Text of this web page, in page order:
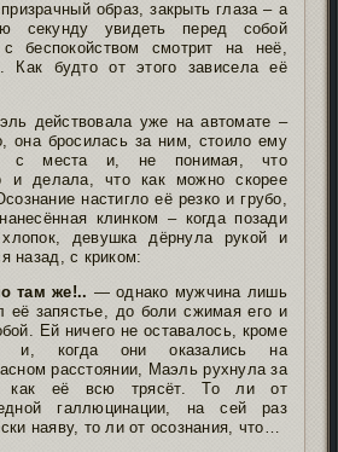
образ, закрыть глаза – а
секунду увидеть перед собой
беспокойством смотрит на неё,
Как будто от этого зависела её
действовала уже на автомате –
она бросилась за ним, стоило ему
с места и, не понимая, что
и делала, что как можно скорее
настигло её резко и грубо,
клинком – когда позади
девушка дёрнула рукой и
назад, с криком:
там же!.. — однако мужчина лишь
её запястье, до боли сжимая его и
Ей ничего не оставалось, кроме
и, когда они оказались на
расстоянии, Маэль рухнула за
как её всю трясёт. То ли от
галлюцинации, на сей раз
наяву, то ли от осознания, что…